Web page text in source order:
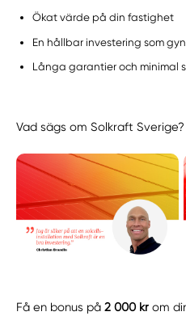
Ökat värde på din fastighet
En hållbar investering som
Långa garantier och minimal
Vad sägs om Solkraft Sverige?
Få en bonus på 2 000 krom